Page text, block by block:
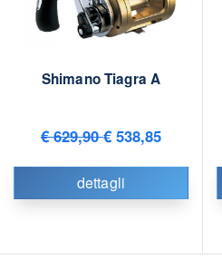
Shimano Tiagra A
€ 629,90€ 538,85
dettagli